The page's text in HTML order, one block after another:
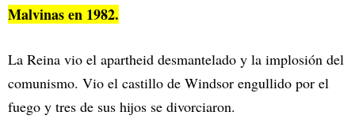
Malvinas en 1982.
La Reina vio el apartheid desmantelado y la implosión del
comunismo. Vio el castillo de Windsor engullido por el
fuego y tres de sus hijos se divorciaron.